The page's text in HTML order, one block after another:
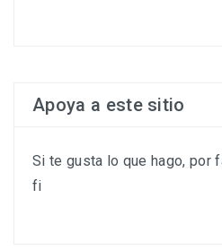
Apoya a este sitio
Si te gusta lo que hago, por
fi